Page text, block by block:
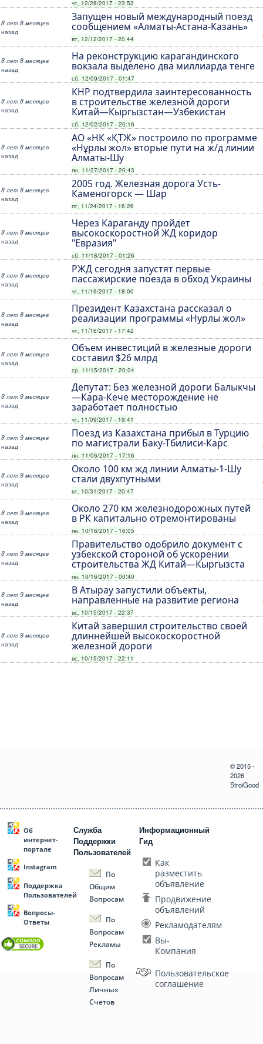
чт, 12/28/2017 - 23:53
8 лет 8 месяцев
назад
Запущен новый международный поезд
сообщением «Алматы-Астана-Казань»
вт, 12/12/2017 - 20:44
8 лет 8 месяцев
назад
На реконструкцию карагандинского
вокзала выделено два миллиарда тенге
сб, 12/09/2017 - 01:47
8 лет 8 месяцев
назад
КНР подтвердила заинтересованность
в строительстве железной дороги
Китай—Кыргызстан—Узбекистан
сб, 12/02/2017 - 20:16
8 лет 8 месяцев
назад
АО «НК «ҚТЖ» построило по программе
«Нұрлы жол» вторые пути на ж/д линии
Алматы-Шу
пн, 11/27/2017 - 20:43
8 лет 8 месяцев
назад
2005 год. Железная дорога Усть-
Каменогорск — Шар
пт, 11/24/2017 - 16:26
8 лет 8 месяцев
назад
Через Караганду пройдет
высокоскоростной ЖД коридор
"Евразия"
сб, 11/18/2017 - 01:26
8 лет 8 месяцев
назад
РЖД сегодня запустят первые
пассажирские поезда в обход Украины
чт, 11/16/2017 - 18:00
8 лет 8 месяцев
назад
Президент Казахстана рассказал о
реализации программы «Нурлы жол»
чт, 11/16/2017 - 17:42
8 лет 8 месяцев
назад
Объем инвестиций в железные дороги
составил $26 млрд
ср, 11/15/2017 - 20:04
8 лет 9 месяцев
назад
Депутат: Без железной дороги Балыкчы
—Кара-Кече месторождение не
заработает полностью
чт, 11/09/2017 - 19:41
8 лет 9 месяцев
назад
Поезд из Казахстана прибыл в Турцию
по магистрали Баку-Тбилиси-Карс
пн, 11/06/2017 - 17:16
8 лет 9 месяцев
назад
Около 100 км жд линии Алматы-1-Шу
стали двухпутными
вт, 10/31/2017 - 20:47
8 лет 9 месяцев
назад
Около 270 км железнодорожных путей
в РК капитально отремонтированы
пн, 10/16/2017 - 16:05
8 лет 9 месяцев
назад
Правительство одобрило документ с
узбекской стороной об ускорении
строительства ЖД Китай—Кыргызста
пн, 10/16/2017 - 00:40
8 лет 9 месяцев
назад
В Атырау запустили объекты,
направленные на развитие региона
вс, 10/15/2017 - 22:37
8 лет 9 месяцев
назад
Китай завершил строительство своей
длиннейшей высокоскоростной
железной дороги
вс, 10/15/2017 - 22:11
Об
интернет-
портале
Instagram
Поддержка
Пользователей
Вопросы-
Ответы
Служба
Поддержки
Пользователей
По
Общим
Вопросам
По
Вопросам
Рекламы
По
Вопросам
Личных
Счетов
Информационный
Гид
Как
разместить
объявление
Продвижение
объявлений
Рекламодателям
Вы-
Компания
Пользовательское
соглашение
© 2015 -
2026
StroiGood